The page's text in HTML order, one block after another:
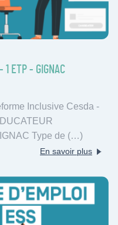
1 ETP - GIGNAC
Inclusive Cesda -
Type de (…)
En savoir plus